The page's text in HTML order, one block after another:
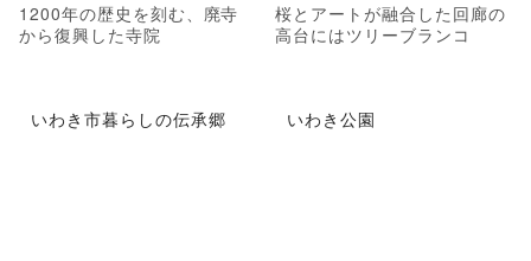
1200年の歴史を刻む、廃寺
から復興した寺院
桜とアートが融合した回廊の
高台にはツリーブランコ
いわき市暮らしの伝承郷 いわき公園